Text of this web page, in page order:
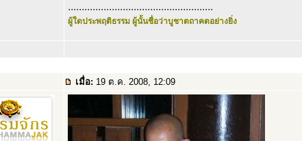
.....................................................
ผู้ใดประพฤติธรรม ผู้นั้นชื่อว่าบูชาตถาคตอย่างยิ่ง
เมื่อ: 19 ต.ค. 2008, 12:09